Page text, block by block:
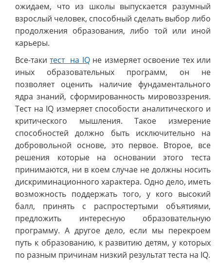
ожидаем, что из школы выпускается разумный
взрослый человек, способный сделать выбор либо
продолжения образования, либо той или иной
карьеры.
Все-такитест на IQне измеряет освоение тех или
иных образовательных программ, он не
позволяет оценить наличие фундаментального
ядра знаний, сформированность мировоззрения.
Тест на IQ измеряет способости аналитического и
критического мышления. Такое измерение
способностей должно быть исключительно на
добровольной основе, это первое. Второе, все
решения которые на основании этого теста
принимаются, ни в коем случае не должны носить
дискриминационного характера. Одно дело, иметь
возможность поддержать того, у кого высокий
балл, принять с распростертыми объятиями,
предложить интересную образовательную
программу. А другое дело, если мы перекроем
путь к образованию, к развитию детям, у которых
по разным причинам низкий результат теста на IQ.